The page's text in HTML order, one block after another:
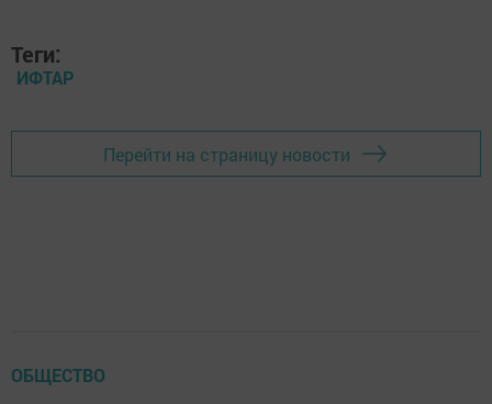
Теги:
ИФТАР
Перейти на страницу новости
ОБЩЕСТВО